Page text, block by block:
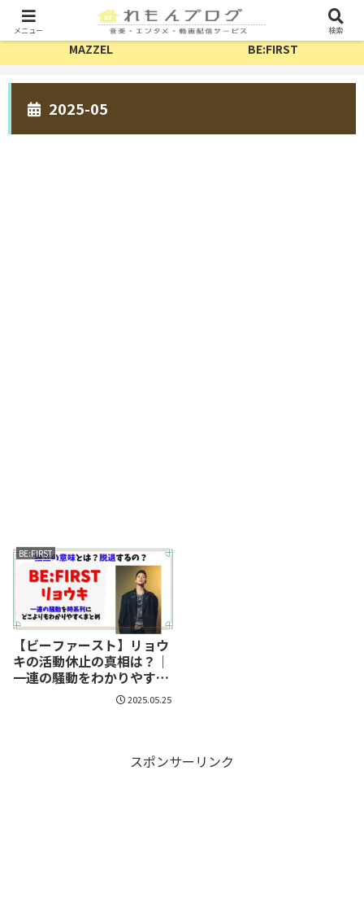
TV・配信
MAZZEL
BE:FIRST
2025-05
BE:FIRST
【ビーファースト】リョウ
キの活動休止の真相は？｜
一連の騒動をわかりやすく
2025.05.25
スポンサーリンク
メニュー 検索